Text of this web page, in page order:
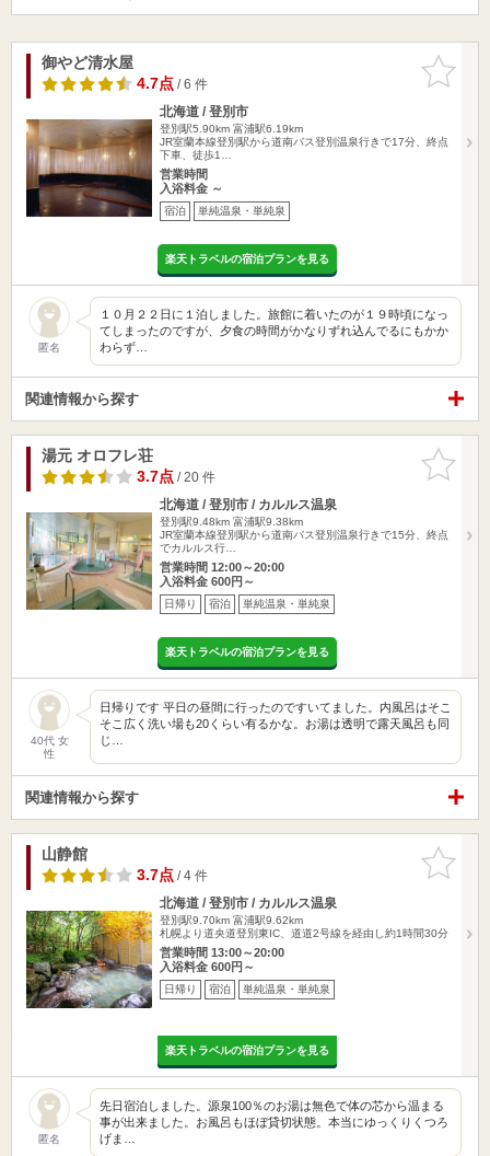
お気に入
りに追加
御やど清水屋
4.7点/ 6 件
北海道 / 登別市
登別駅5.90km 富浦駅6.19km
JR室蘭本線登別駅から道南バス登別温泉行きで17分、終点
下車、徒歩1…
営業時間
入浴料金 ～
宿泊 単純温泉・単純泉
楽天トラベルの宿泊プランを見る
匿名
１０月２２日に１泊しました。旅館に着いたのが１９時頃になっ
てしまったのですが、夕食の時間がかなりずれ込んでるにもかか
わらず…
関連情報から探す
お気に入
りに追加
湯元 オロフレ荘
3.7点/ 20 件
北海道 / 登別市 / カルルス温泉
登別駅9.48km 富浦駅9.38km
JR室蘭本線登別駅から道南バス登別温泉行きで15分、終点
でカルルス行…
営業時間 12:00～20:00
入浴料金 600円～
日帰り 宿泊 単純温泉・単純泉
楽天トラベルの宿泊プランを見る
40代 女
性
日帰りです 平日の昼間に行ったのですいてました。内風呂はそこ
そこ広く洗い場も20くらい有るかな。お湯は透明で露天風呂も同
じ…
関連情報から探す
お気に入
りに追加
山静館
3.7点/ 4 件
北海道 / 登別市 / カルルス温泉
登別駅9.70km 富浦駅9.62km
札幌より道央道登別東IC、道道2号線を経由し約1時間30分
営業時間 13:00～20:00
入浴料金 600円～
日帰り 宿泊 単純温泉・単純泉
楽天トラベルの宿泊プランを見る
匿名
先日宿泊しました。源泉100％のお湯は無色で体の芯から温まる
事が出来ました。お風呂もほぼ貸切状態。本当にゆっくりくつろ
げま…